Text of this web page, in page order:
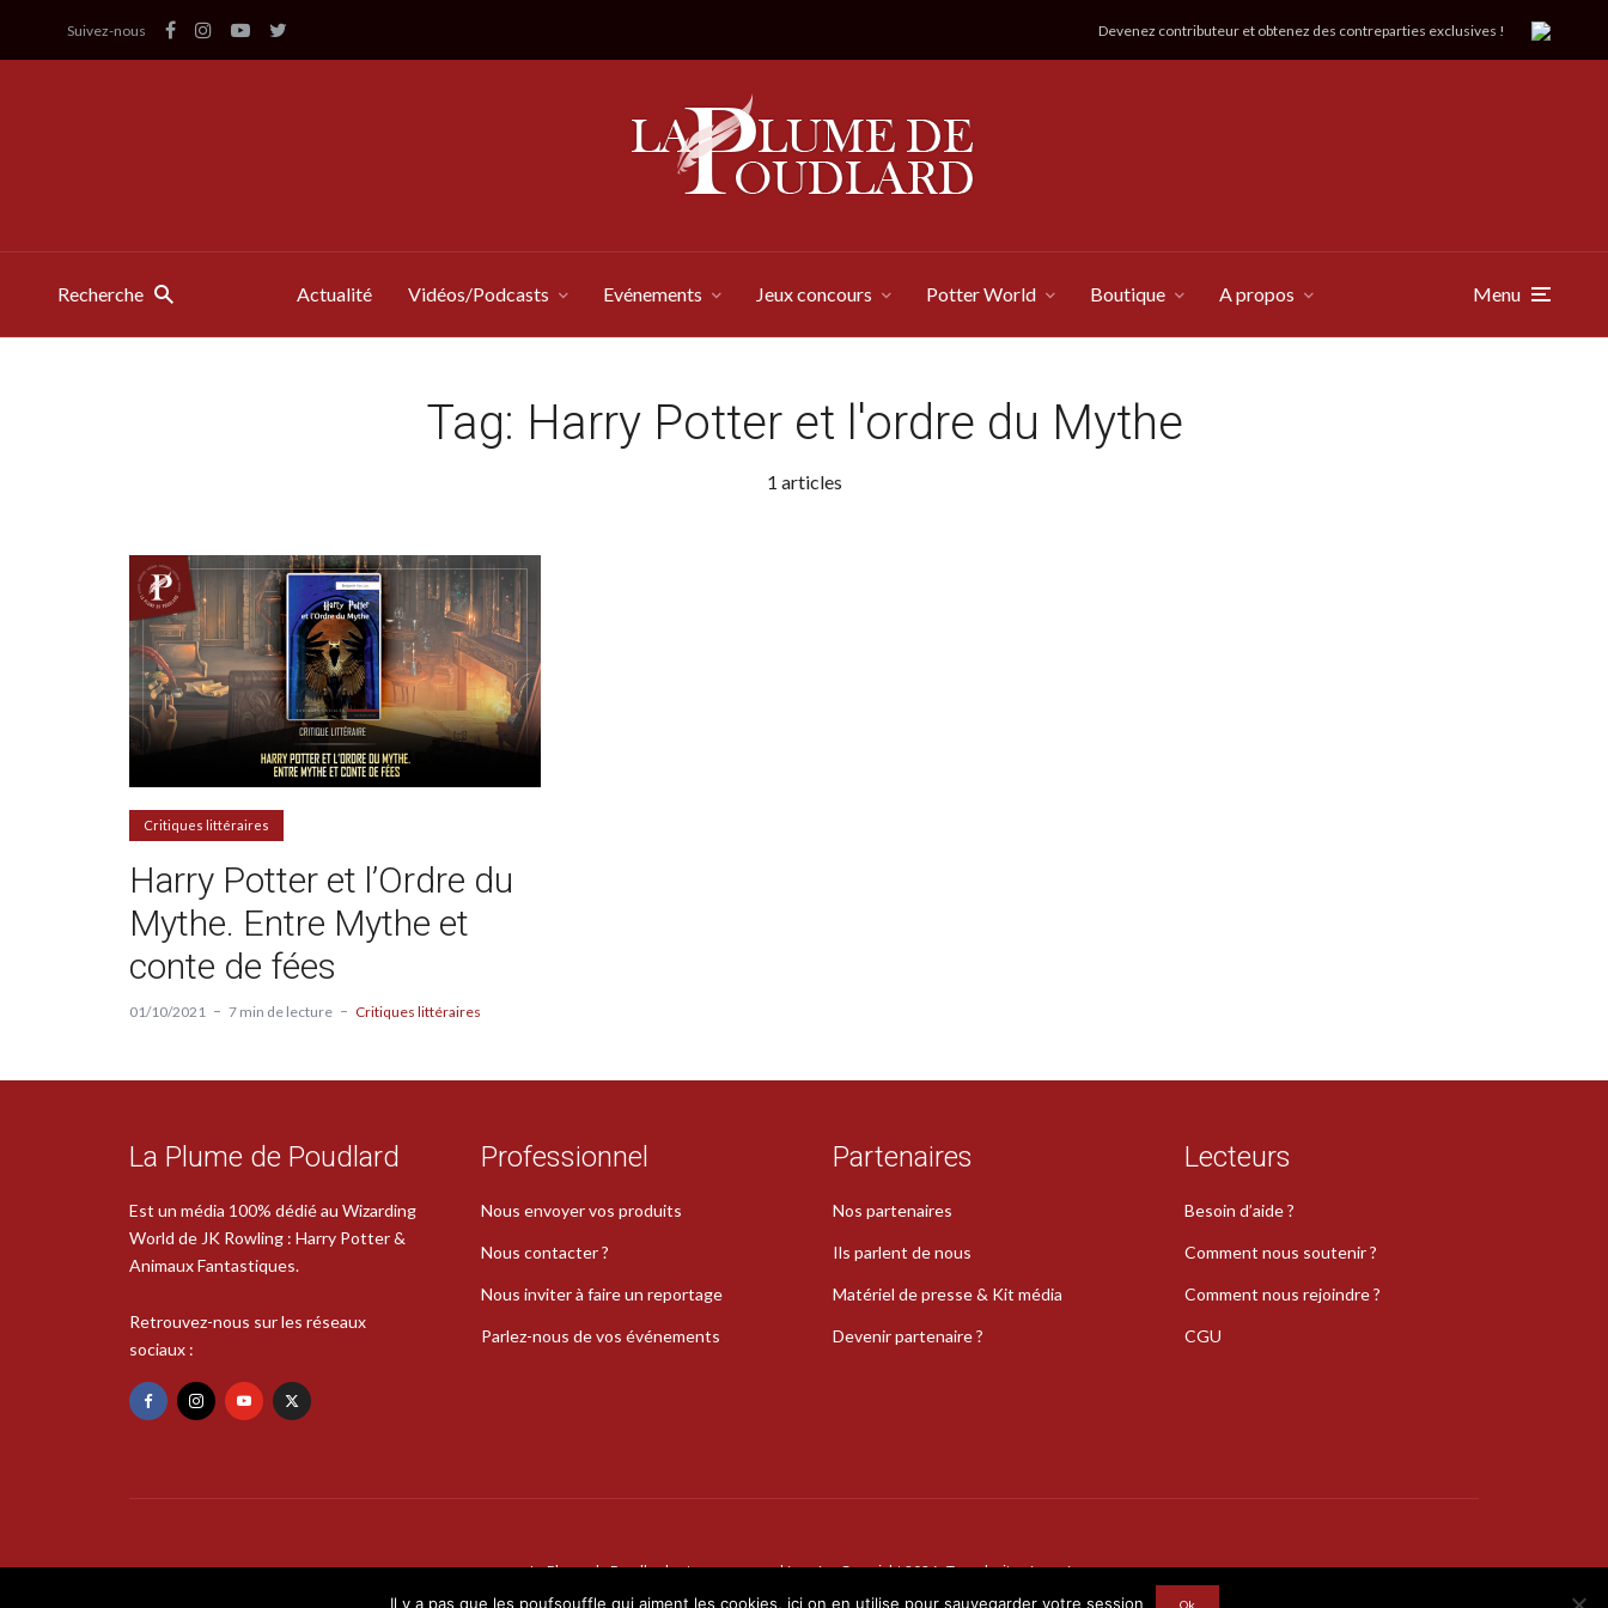
Suivez-nous Devenez contributeur et obtenez des contreparties exclusives !
Recherche Actualité Vidéos/Podcasts Evénements Jeux concours Potter World Boutique A propos Menu
Tag: Harry Potter et l'ordre du Mythe
1 articles
Critiques littéraires
Harry Potter et l’Ordre du
Mythe. Entre Mythe et
conte de fées
01/10/2021 7 min de lecture Critiques littéraires
La Plume de Poudlard
Est un média 100% dédié au Wizarding
World de JK Rowling : Harry Potter &
Animaux Fantastiques.
Retrouvez-nous sur les réseaux
sociaux :
Professionnel
Nous envoyer vos produits
Nous contacter ?
Nous inviter à faire un reportage
Parlez-nous de vos événements
Partenaires
Nos partenaires
Ils parlent de nous
Matériel de presse & Kit média
Devenir partenaire ?
Lecteurs
Besoin d’aide ?
Comment nous soutenir ?
Comment nous rejoindre ?
CGU
La Plume de Poudlard est une marque déposée · Copyright 2026 · Tous droits réservés
Il y a pas que les poufsouffle qui aiment les cookies, ici on en utilise pour sauvegarder votre session Ok